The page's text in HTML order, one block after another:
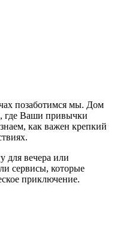
позаботимся мы. Дом
где Ваши привычки
как важен крепкий
для вечера или
сервисы, которые
приключение.